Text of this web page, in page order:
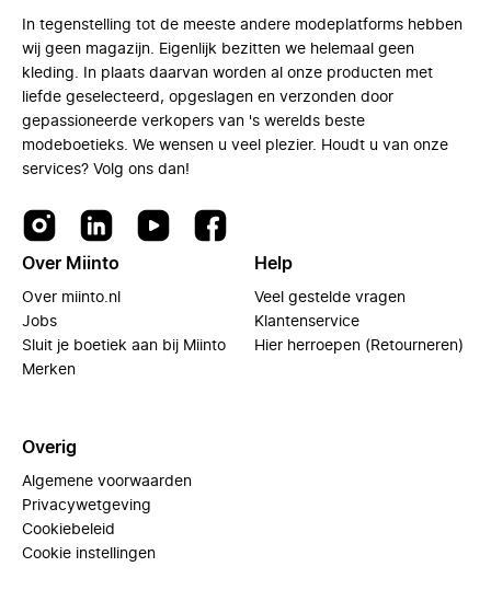
In tegenstelling tot de meeste andere modeplatforms hebben
wij geen magazijn. Eigenlijk bezitten we helemaal geen
kleding. In plaats daarvan worden al onze producten met
liefde geselecteerd, opgeslagen en verzonden door
gepassioneerde verkopers van 's werelds beste
modeboetieks. We wensen u veel plezier. Houdt u van onze
services? Volg ons dan!
Over Miinto
Over miinto.nl
Jobs
Sluit je boetiek aan bij Miinto
Merken
Help
Veel gestelde vragen
Klantenservice
Hier herroepen (Retourneren)
Overig
Algemene voorwaarden
Privacywetgeving
Cookiebeleid
Cookie instellingen